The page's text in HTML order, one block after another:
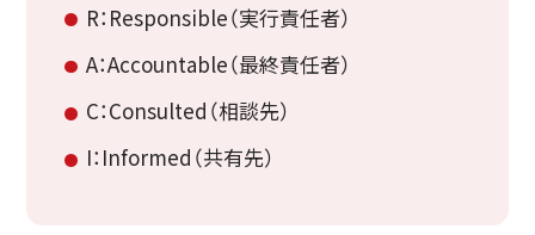
R：Responsible（実行責任者）
A：Accountable（最終責任者）
C：Consulted（相談先）
I：Informed（共有先）